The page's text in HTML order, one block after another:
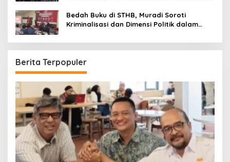
Bedah Buku di STHB, Muradi Soroti
Kriminalisasi dan Dimensi Politik dalam
Berita Terpopuler